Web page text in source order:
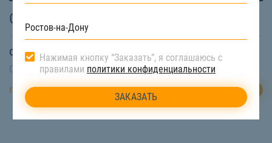
Самосвал 25 тонн
от 1200
Свободная техника:
Есть
подробнее
ЗАКАЗАТЬ
Нажимая кнопку “Заказать”, я соглашаюсь с
правилами политики конфиденциальности